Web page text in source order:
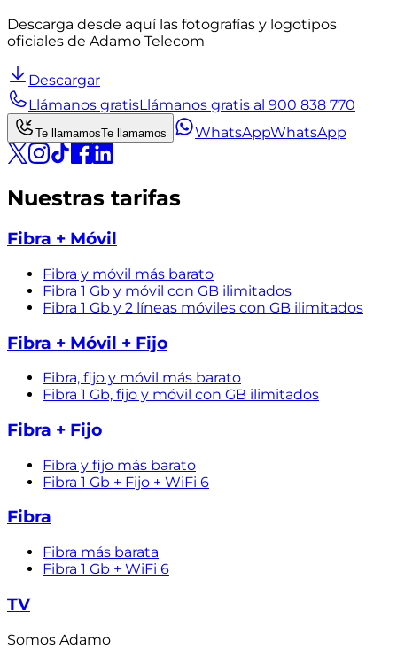
Descarga desde aquí las fotografías y logotipos
oficiales de Adamo Telecom
Descargar
Llámanos gratisLlámanos gratis al 900 838 770
Te llamamosTe llamamos WhatsAppWhatsApp
Nuestras tarifas
Fibra + Móvil
Fibra y móvil más barato
Fibra 1 Gb y móvil con GB ilimitados
Fibra 1 Gb y 2 líneas móviles con GB ilimitados
Fibra + Móvil + Fijo
Fibra, fijo y móvil más barato
Fibra 1 Gb, fijo y móvil con GB ilimitados
Fibra + Fijo
Fibra y fijo más barato
Fibra 1 Gb + Fijo + WiFi 6
Fibra
Fibra más barata
Fibra 1 Gb + WiFi 6
TV
Somos Adamo